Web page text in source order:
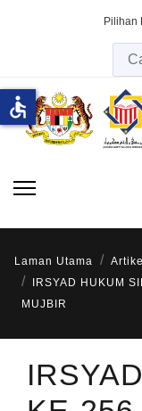
Pilihan
Laman Utama Artikel
IRSYAD HUKUM
MUJBIR
accessible